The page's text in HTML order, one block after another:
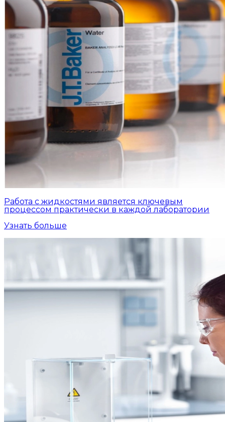
Работа с жидкостями является ключевым
процессом практически в каждой лаборатории
Узнать больше